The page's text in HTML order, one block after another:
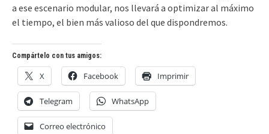
a ese escenario modular, nos llevará a optimizar al máximo
el tiempo, el bien más valioso del que dispondremos.
Compártelo con tus amigos:
X Facebook Imprimir
Telegram WhatsApp
Correo electrónico